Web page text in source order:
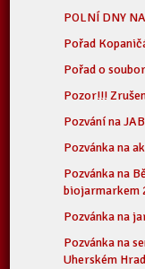
POLNÍ DNY
Pořad
Pořad o
Pozor!!!
Pozvání na
Pozvánka na
Pozvánka na
biojarmarkem
Pozvánka na
Pozvánka na
Uherském